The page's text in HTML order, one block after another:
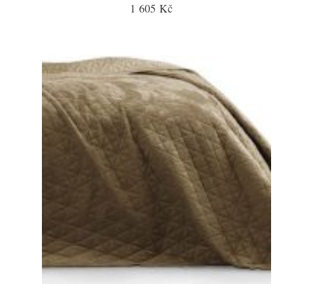
1 605 Kč